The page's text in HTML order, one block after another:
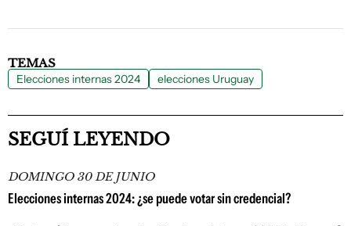
TEMAS
Elecciones internas 2024 elecciones Uruguay
SEGUÍ LEYENDO
DOMINGO 30 DE JUNIO
Elecciones internas 2024: ¿se puede votar sin credencial?